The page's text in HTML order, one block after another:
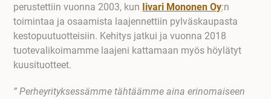
perustettiin vuonna 2003, kun Iivari Mononen Oy:n
toimintaa ja osaamista laajennettiin pylväskaupasta
kestopuutuotteisiin. Kehitys jatkui ja vuonna 2018
tuotevalikoimamme laajeni kattamaan myös höylätyt
kuusituotteet.
” Perheyrityksessämme tähtäämme aina erinomaiseen